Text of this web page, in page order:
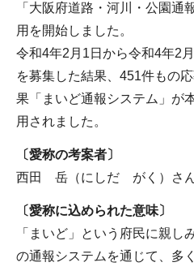
「大阪府道路・河川・公園通
用を開始しました。
令和4年2月1日から令和4年2
を募集した結果、451件もの
果「まいど通報システム」が
用されました。
〔愛称の考案者〕
西田 岳（にしだ がく）さ
〔愛称に込められた意味〕
「まいど」という府民に親し
の通報システムを通じて、多